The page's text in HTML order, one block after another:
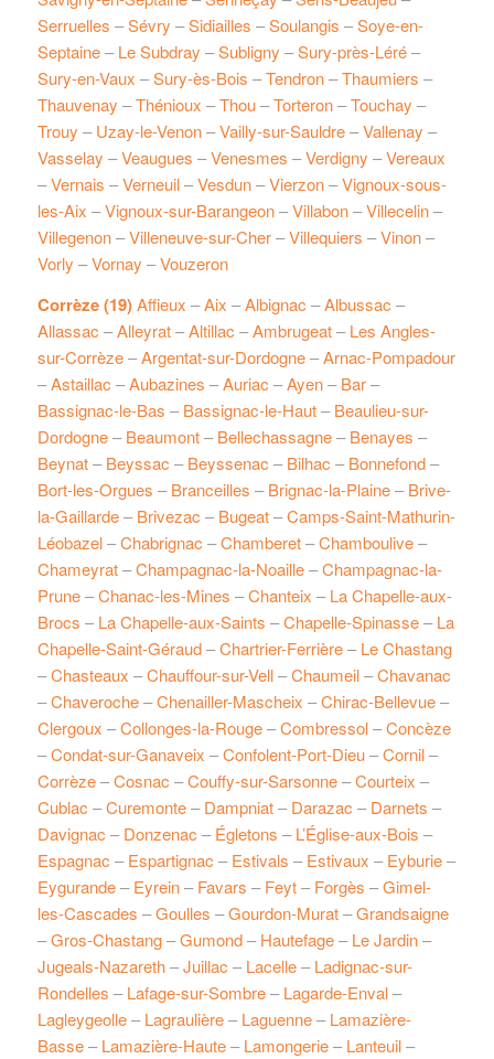
Serruelles –Sévry –Sidiailles –Soulangis –Soye-en-
Septaine–Le Subdray –Subligny –Sury-près-Léré–
Sury-en-Vaux –Sury-ès-Bois –Tendron–Thaumiers –
Thauvenay –Thénioux –Thou–Torteron–Touchay –
Trouy –Uzay-le-Venon–Vailly-sur-Sauldre–Vallenay –
Vasselay –Veaugues –Venesmes –Verdigny –Vereaux
–Vernais –Verneuil–Vesdun–Vierzon–Vignoux-sous-
les-Aix –Vignoux-sur-Barangeon–Villabon–Villecelin–
Villegenon–Villeneuve-sur-Cher–Villequiers –Vinon–
Vorly –Vornay –Vouzeron
Corrèze (19)Affieux –Aix –Albignac –Albussac –
Allassac –Alleyrat–Altillac –Ambrugeat–Les Angles-
sur-Corrèze–Argentat-sur-Dordogne–Arnac-Pompadour
–Astaillac –Aubazines –Auriac –Ayen–Bar–
Bassignac-le-Bas –Bassignac-le-Haut–Beaulieu-sur-
Dordogne–Beaumont–Bellechassagne–Benayes –
Beynat–Beyssac –Beyssenac –Bilhac –Bonnefond–
Bort-les-Orgues –Branceilles –Brignac-la-Plaine–Brive-
la-Gaillarde–Brivezac –Bugeat–Camps-Saint-Mathurin-
Léobazel–Chabrignac –Chamberet–Chamboulive–
Chameyrat–Champagnac-la-Noaille–Champagnac-la-
Prune–Chanac-les-Mines –Chanteix –La Chapelle-aux-
Brocs –La Chapelle-aux-Saints –Chapelle-Spinasse–La
Chapelle-Saint-Géraud–Chartrier-Ferrière–Le Chastang
–Chasteaux –Chauffour-sur-Vell–Chaumeil–Chavanac
–Chaveroche–Chenailler-Mascheix –Chirac-Bellevue–
Clergoux –Collonges-la-Rouge–Combressol–Concèze
–Condat-sur-Ganaveix –Confolent-Port-Dieu–Cornil–
Corrèze–Cosnac –Couffy-sur-Sarsonne–Courteix –
Cublac –Curemonte–Dampniat–Darazac –Darnets –
Davignac –Donzenac –Égletons –L’Église-aux-Bois –
Espagnac –Espartignac –Estivals –Estivaux –Eyburie–
Eygurande–Eyrein–Favars –Feyt–Forgès –Gimel-
les-Cascades –Goulles –Gourdon-Murat–Grandsaigne
–Gros-Chastang–Gumond–Hautefage–Le Jardin–
Jugeals-Nazareth–Juillac –Lacelle–Ladignac-sur-
Rondelles –Lafage-sur-Sombre–Lagarde-Enval–
Lagleygeolle–Lagraulière–Laguenne–Lamazière-
Basse–Lamazière-Haute–Lamongerie–Lanteuil–